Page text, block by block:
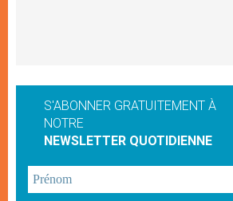
S'ABONNER GRATUITEMENT À
NOTRE
NEWSLETTER QUOTIDIENNE